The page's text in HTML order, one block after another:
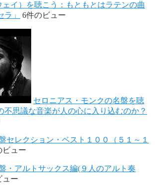
ェイ）を聴こう：もともとはラテンの曲
ラ」
6件のビュー
セロニアス・モンクの名盤を聴
不思議な音楽が人の心に入り込むのか？
セレクション・ベスト１００（５１～１
ビュー
・アルトサックス編(９人のアルト奏
ュー